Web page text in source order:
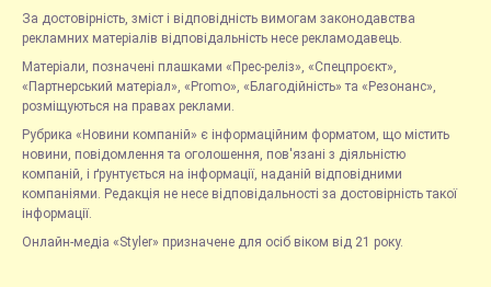
За достовірність, зміст і відповідність вимогам законодавства
рекламних матеріалів відповідальність несе рекламодавець.
Матеріали, позначені плашками «Прес-реліз», «Спецпроєкт»,
«Партнерський матеріал», «Promo», «Благодійність» та «Резонанс»,
розміщуються на правах реклами.
Рубрика «Новини компаній» є інформаційним форматом, що містить
новини, повідомлення та оголошення, пов'язані з діяльністю
компаній, і ґрунтується на інформації, наданій відповідними
компаніями. Редакція не несе відповідальності за достовірність такої
інформації.
Онлайн-медіа «Styler» призначене для осіб віком від 21 року.